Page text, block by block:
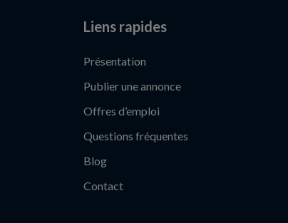
Liens rapides
Présentation
Publier une annonce
Offres d’emploi
Questions fréquentes
Blog
Contact